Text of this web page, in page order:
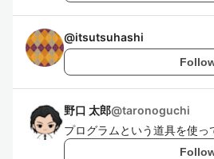
@itsutsuhashi
野口 太郎@taronoguchi
プログラムという道具を使っ